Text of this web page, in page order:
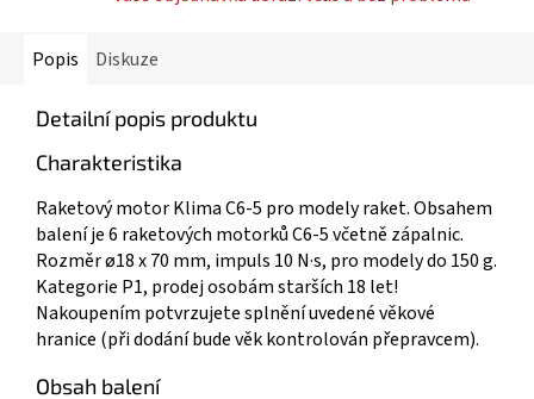
Popis Diskuze
Detailní popis produktu
Charakteristika
Raketový motor Klima C6-5 pro modely raket. Obsahem
balení je 6 raketových motorků C6-5 včetně zápalnic.
Rozměr ø18 x 70 mm, impuls 10 N·s, pro modely do 150 g.
Kategorie P1, prodej osobám starších 18 let!
Nakoupením potvrzujete splnění uvedené věkové
hranice (při dodání bude věk kontrolován přepravcem).
Obsah balení